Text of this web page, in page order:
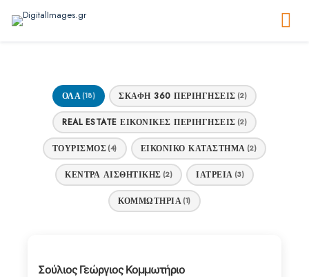
ΌΛΑ(18) ΣΚΆΦΗ 360 ΠΕΡΙΗΓΉΣΕΙΣ (2)
REAL ESTATE ΕΙΚΟΝΙΚΕΣ ΠΕΡΙΗΓΗΣΕΙΣ (2)
ΤΟΥΡΙΣΜΟΣ (4) ΕΙΚΟΝΙΚΟ ΚΑΤΆΣΤΗΜΑ (2)
ΚΕΝΤΡΑ ΑΙΣΘΗΤΙΚΗΣ (2) ΙΑΤΡΕΙΑ (3)
ΚΟΜΜΩΤΗΡΙΑ (1)
Σούλιος Γεώργιος Κομμωτήριο